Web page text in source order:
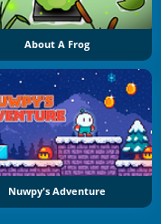
About A Frog
Nuwpy's Adventure